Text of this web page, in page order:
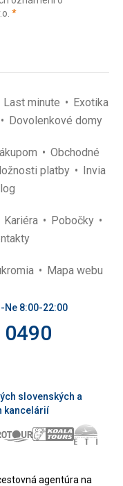
*(povinné)
Last minute
Exotika
Dovolenkové domy
Obchodné
platby
Invia
Kariéra
Pobočky
Mapa webu
Ne 8:00-22:00
0490
slovenských a
kancelárií
agentúra na